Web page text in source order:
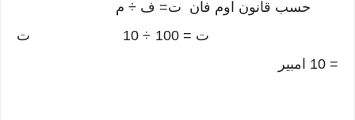
حسب قانون اوم فان ت= ف ÷ م
ت = 100 ÷ 10 ت
= 10 امبير